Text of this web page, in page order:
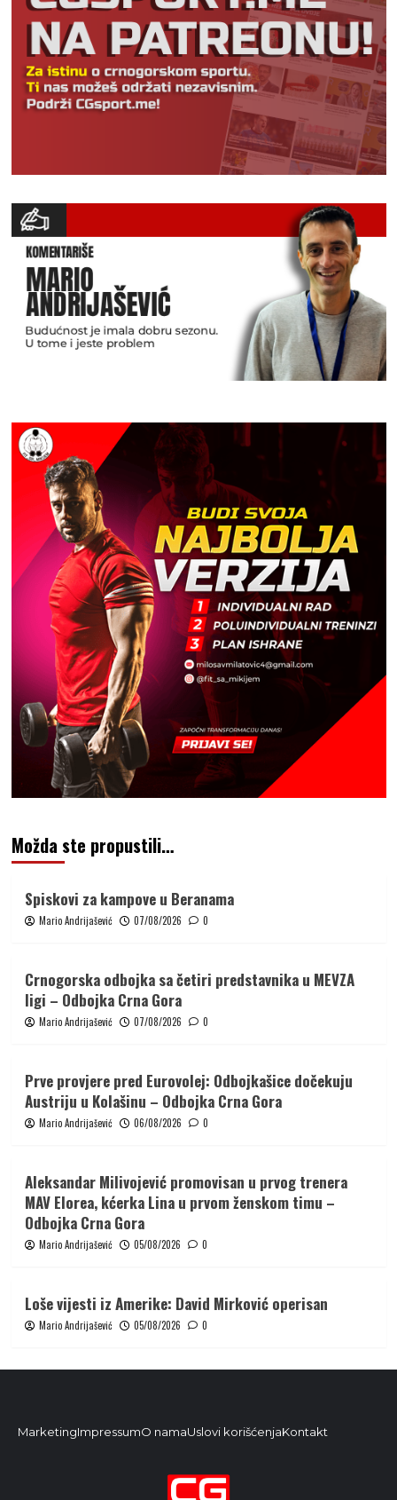
Možda ste propustili…
Spiskovi za kampove u Beranama
Mario Andrijašević 07/08/2026 0
Crnogorska odbojka sa četiri predstavnika u MEVZA
ligi – Odbojka Crna Gora
Mario Andrijašević 07/08/2026 0
Prve provjere pred Eurovolej: Odbojkašice dočekuju
Austriju u Kolašinu – Odbojka Crna Gora
Mario Andrijašević 06/08/2026 0
Aleksandar Milivojević promovisan u prvog trenera
MAV Elorea, kćerka Lina u prvom ženskom timu –
Odbojka Crna Gora
Mario Andrijašević 05/08/2026 0
Loše vijesti iz Amerike: David Mirković operisan
Mario Andrijašević 05/08/2026 0
MarketingImpressumO namaUslovi korišćenjaKontakt